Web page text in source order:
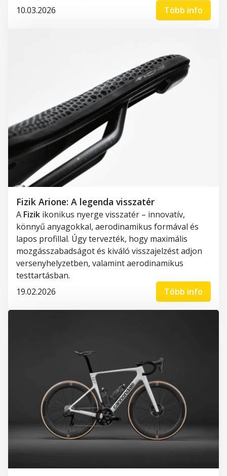
10.03.2026
Több info
Fizik Arione: A legenda visszatér
A Fizik ikonikus nyerge visszatér – innovatív,
könnyű anyagokkal, aerodinamikus formával és
lapos profillal. Úgy tervezték, hogy maximális
mozgásszabadságot és kiváló visszajelzést adjon
versenyhelyzetben, valamint aerodinamikus
testtartásban.
19.02.2026
Több info